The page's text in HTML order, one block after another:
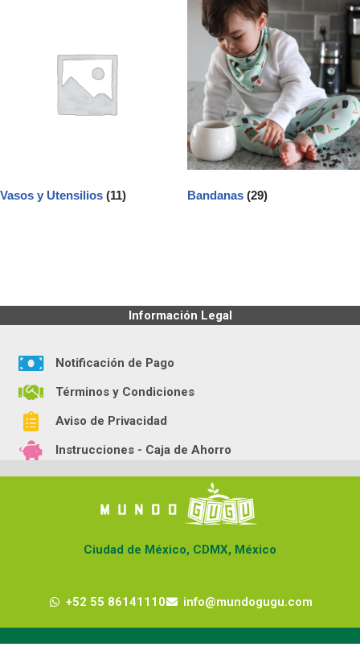
Vasos y Utensilios (11) Bandanas (29)
Información Legal
Notificación de Pago
Términos y Condiciones
Aviso de Privacidad
Instrucciones - Caja de Ahorro
Ciudad de México, CDMX, México
+52 55 86141110 info@mundogugu.com